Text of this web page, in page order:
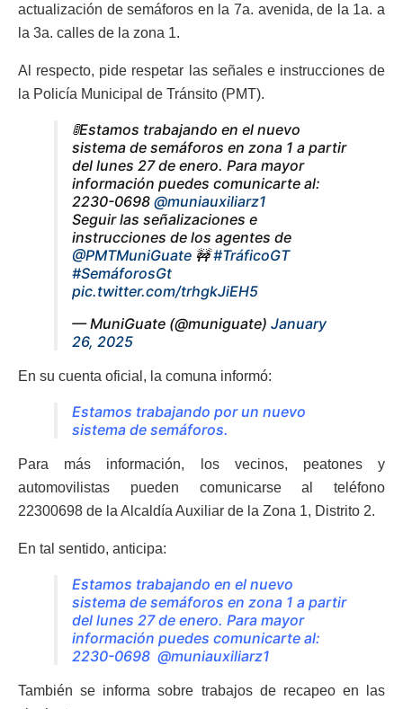
actualización de semáforos en la 7a. avenida, de la 1a. a
la 3a. calles de la zona 1.
Al respecto, pide respetar las señales e instrucciones de
la Policía Municipal de Tránsito (PMT).
🚦Estamos trabajando en el nuevo
sistema de semáforos en zona 1 a partir
del lunes 27 de enero. Para mayor
información puedes comunicarte al:
2230-0698 @muniauxiliarz1
Seguir las señalizaciones e
instrucciones de los agentes de
@PMTMuniGuate 🚧#TráficoGT
#SemáforosGt
pic.twitter.com/trhgkJiEH5
— MuniGuate (@muniguate) January
26, 2025
En su cuenta oficial, la comuna informó:
Estamos trabajando por un nuevo
sistema de semáforos.
Para más información, los vecinos, peatones y
automovilistas pueden comunicarse al teléfono
22300698 de la Alcaldía Auxiliar de la Zona 1, Distrito 2.
En tal sentido, anticipa:
Estamos trabajando en el nuevo
sistema de semáforos en zona 1 a partir
del lunes 27 de enero. Para mayor
información puedes comunicarte al:
2230-0698 @muniauxiliarz1
También se informa sobre trabajos de recapeo en las